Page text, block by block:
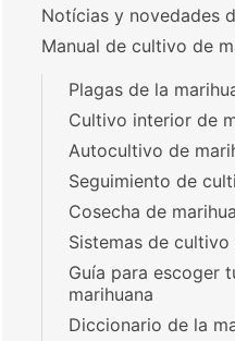
Notícias y novedades
Manual de cultivo de
Plagas de la
Cultivo interior de
Autocultivo de
Seguimiento de
Cosecha de
Sistemas de cultivo
Guía para escoger
marihuana
Diccionario de la